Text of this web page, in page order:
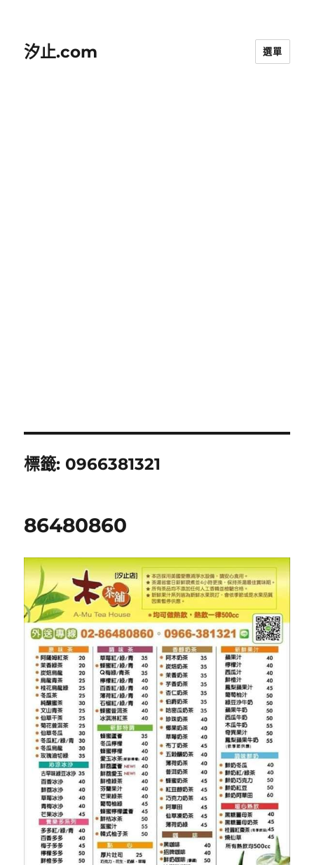
汐止.com 選單
標籤: 0966381321
86480860